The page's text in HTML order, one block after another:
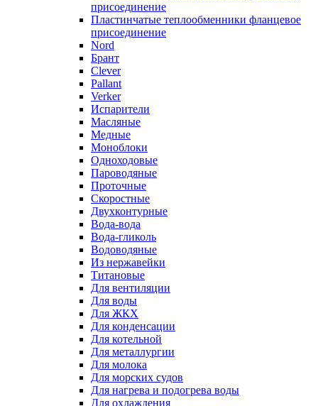
присоединение
Пластинчатые теплообменники фланцевое
присоединение
Nord
Брант
Clever
Pallant
Verker
Испарители
Масляные
Медные
Моноблоки
Одноходовые
Пароводяные
Проточные
Скоростные
Двухконтурные
Вода-вода
Вода-гликоль
Водоводяные
Из нержавейки
Титановые
Для вентиляции
Для воды
Для ЖКХ
Для конденсации
Для котельной
Для металлургии
Для молока
Для морских судов
Для нагрева и подогрева воды
Для охлаждения